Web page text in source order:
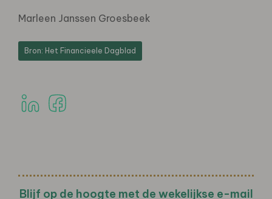
Marleen Janssen Groesbeek
Bron: Het Financieele Dagblad
Blijf op de hoogte met de wekelijkse e-mail